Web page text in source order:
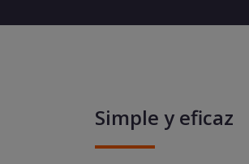
Simple y eficaz